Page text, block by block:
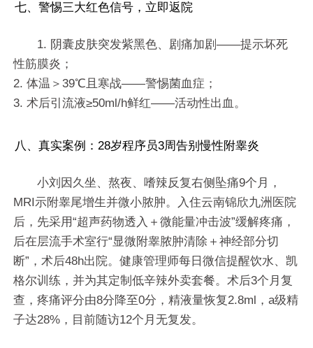
七、警惕三大红色信号，立即返院
1. 阴囊皮肤突发紫黑色、剧痛加剧——提示坏死
性筋膜炎；
2. 体温＞39℃且寒战——警惕菌血症；
3. 术后引流液≥50ml/h鲜红——活动性出血。
八、真实案例：28岁程序员3周告别慢性附睾炎
小刘因久坐、熬夜、嗜辣反复右侧坠痛9个月，
MRI示附睾尾增生并微小脓肿。入住云南锦欣九洲医院
后，先采用“超声药物透入＋微能量冲击波”缓解疼痛，
后在层流手术室行“显微附睾脓肿清除＋神经部分切
断”，术后48h出院。健康管理师每日微信提醒饮水、凯
格尔训练，并为其定制低辛辣外卖套餐。术后3个月复
查，疼痛评分由8分降至0分，精液量恢复2.8ml，a级精
子达28%，目前随访12个月无复发。